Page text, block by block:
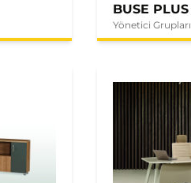
BUSE PLUS
Yönetici Grupları